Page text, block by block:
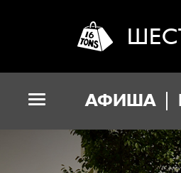
АФИША